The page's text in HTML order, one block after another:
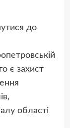
до
є захист
області